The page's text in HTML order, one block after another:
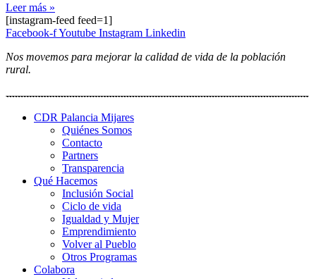
Leer más »
[instagram-feed feed=1]
Facebook-fYoutube Instagram Linkedin
Nos movemos para mejorar la calidad de vida de la población
rural.
CDR Palancia Mijares
Quiénes Somos
Contacto
Partners
Transparencia
Qué Hacemos
Inclusión Social
Ciclo de vida
Igualdad y Mujer
Emprendimiento
Volver al Pueblo
Otros Programas
Colabora